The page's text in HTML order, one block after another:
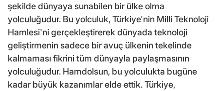
şekilde dünyaya sunabilen bir ülke olma
yolculuğudur. Bu yolculuk, Türkiye'nin Milli Teknoloji
Hamlesi'ni gerçekleştirerek dünyada teknoloji
geliştirmenin sadece bir avuç ülkenin tekelinde
kalmaması fikrini tüm dünyayla paylaşmasının
yolculuğudur. Hamdolsun, bu yolculukta bugüne
kadar büyük kazanımlar elde ettik. Türkiye,